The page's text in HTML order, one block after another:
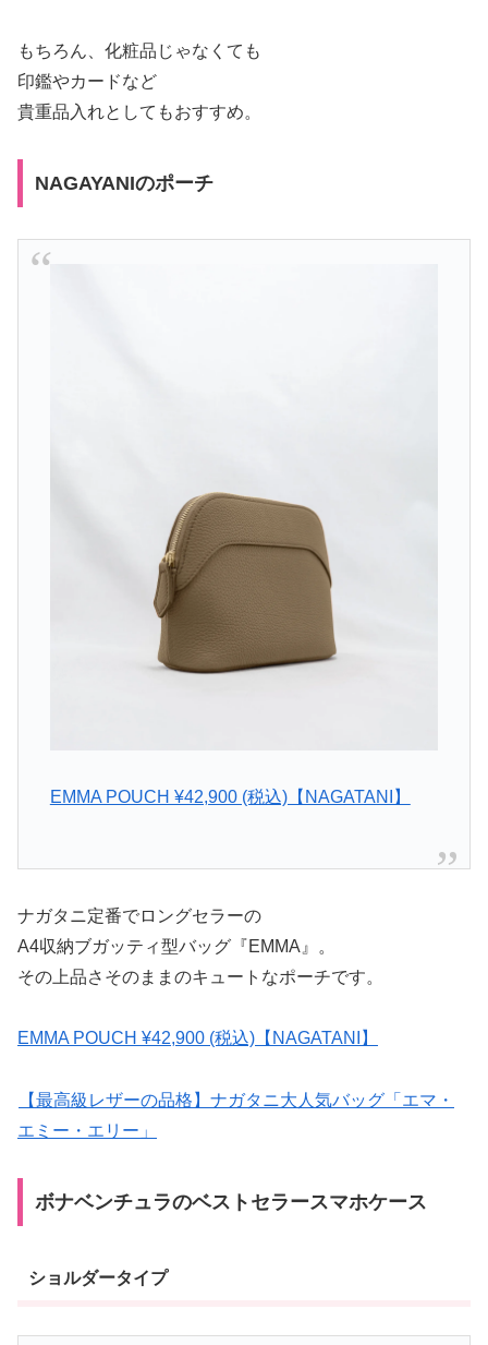
もちろん、化粧品じゃなくても
印鑑やカードなど
貴重品入れとしてもおすすめ。
NAGAYANIのポーチ
EMMA POUCH ¥42,900 (税込)【NAGATANI】
ナガタニ定番でロングセラーの
A4収納ブガッティ型バッグ『EMMA』。
その上品さそのままのキュートなポーチです。
EMMA POUCH ¥42,900 (税込)【NAGATANI】
【最高級レザーの品格】ナガタニ大人気バッグ「エマ・
エミー・エリー」
ボナベンチュラのベストセラースマホケース
ショルダータイプ